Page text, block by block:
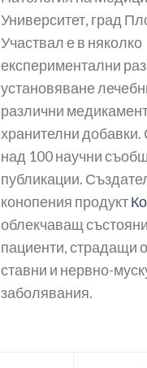
Университет, град
Участвал е в няколко
експериментални
установяване
различни
хранителни добавки.
над 100 научни
публикации.
конопения продукт
облекчаващ
пациенти, страдащи
ставни и нервно-
заболявания.